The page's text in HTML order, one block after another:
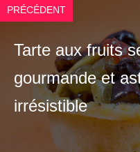
PRÉCÉDENT
Tarte aux fruits
gourmande et
irrésistible